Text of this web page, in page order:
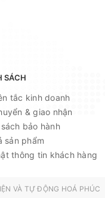
SÁCH
tắc kinh doanh
& giao nhận
bảo hành
sản phẩm
thông tin khách hàng
VÀ TỰ ĐỘNG HOÁ PHÚC